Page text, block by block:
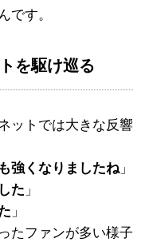
です。
を駆け巡る
ットでは大きな反響
強くなりましたね」
た 」
」
たファンが多い様子